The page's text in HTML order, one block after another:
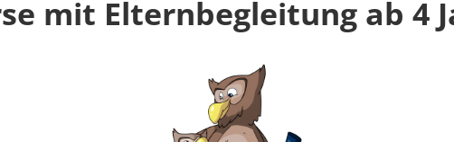
mit Elternbegleitung ab 4